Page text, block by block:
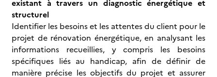
existant à travers un diagnostic énergétique et
structurel
Identifier les besoins et les attentes du client pour le
projet de rénovation énergétique, en analysant les
informations recueillies, y compris les besoins
spécifiques liés au handicap, afin de définir de
manière précise les objectifs du projet et assurer